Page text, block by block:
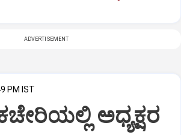
ADVERTISEMENT
PM IST
ಅಧ್ಯಕ್ಷರ